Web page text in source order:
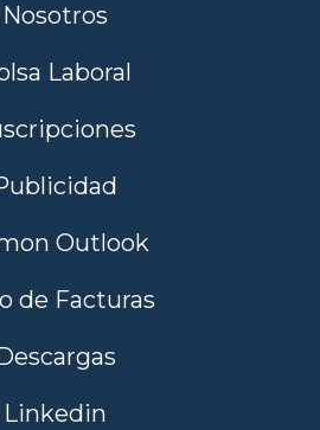
Nosotros
Laboral
Outlook
de Facturas
Linkedin